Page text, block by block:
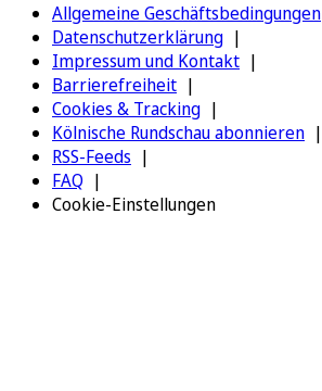
Allgemeine Geschäftsbedingungen
Datenschutzerklärung
Impressum und Kontakt
Barrierefreiheit
Cookies & Tracking
Kölnische Rundschau abonnieren
RSS-Feeds
FAQ
Cookie-Einstellungen